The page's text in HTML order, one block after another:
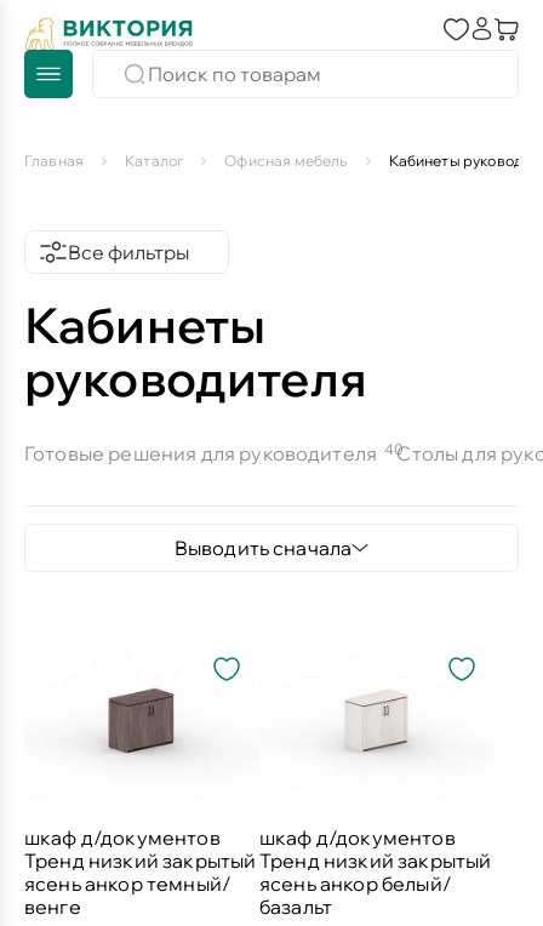
Главная Каталог Офисная мебель Кабинеты
Все фильтры
Кабинеты
руководителя
Готовые решения для руководителя 40Столы для
Выводить сначала
шкаф д/документов
Тренд низкий закрытый
ясень анкор темный/
венге
шкаф д/документов
Тренд низкий закрытый
ясень анкор белый/
базальт